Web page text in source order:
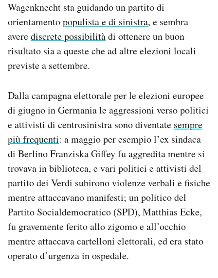
Wagenknecht sta guidando un partito di
orientamentopopulista e di sinistra, e sembra
averediscrete possibilitàdi ottenere un buon
risultato sia a queste che ad altre elezioni locali
previste a settembre.
Dalla campagna elettorale per le elezioni europee
di giugno in Germania le aggressioni verso politici
e attivisti di centrosinistra sono diventate sempre
più frequenti: a maggio per esempio l’ex sindaca
di Berlino Franziska Giffey fu aggredita mentre si
trovava in biblioteca, e vari politici e attivisti del
partito dei Verdi subirono violenze verbali e fisiche
mentre attaccavano manifesti; un politico del
Partito Socialdemocratico (SPD), Matthias Ecke,
fu gravemente ferito allo zigomo e all’occhio
mentre attaccava cartelloni elettorali, ed era stato
operato d’urgenza in ospedale.